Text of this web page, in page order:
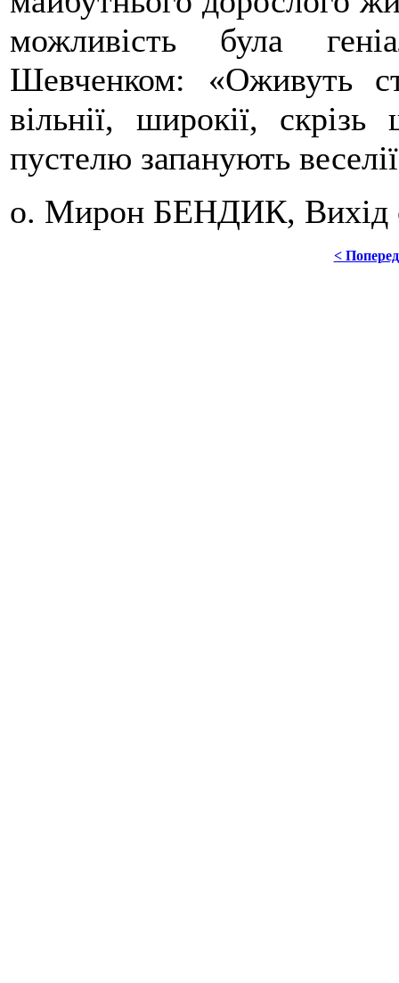
можливість була
Шевченком: «Оживуть
вільнії, широкії,
пустелю запанують
о. Мирон БЕНДИК,
<